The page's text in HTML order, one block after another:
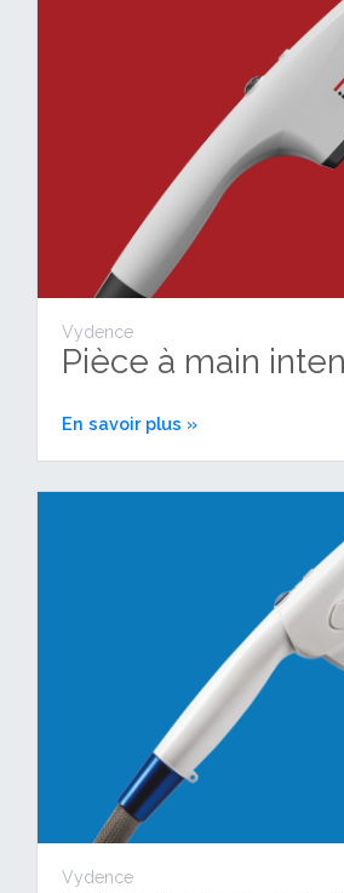
Vydence
Pièce à main
En savoir plus »
Vydence